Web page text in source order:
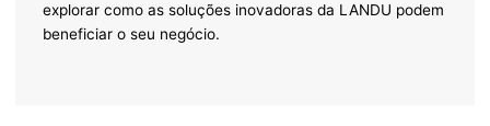
explorar como as soluções inovadoras da LANDU podem
beneficiar o seu negócio.